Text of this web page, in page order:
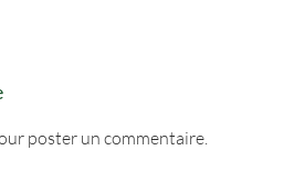
poster un commentaire.